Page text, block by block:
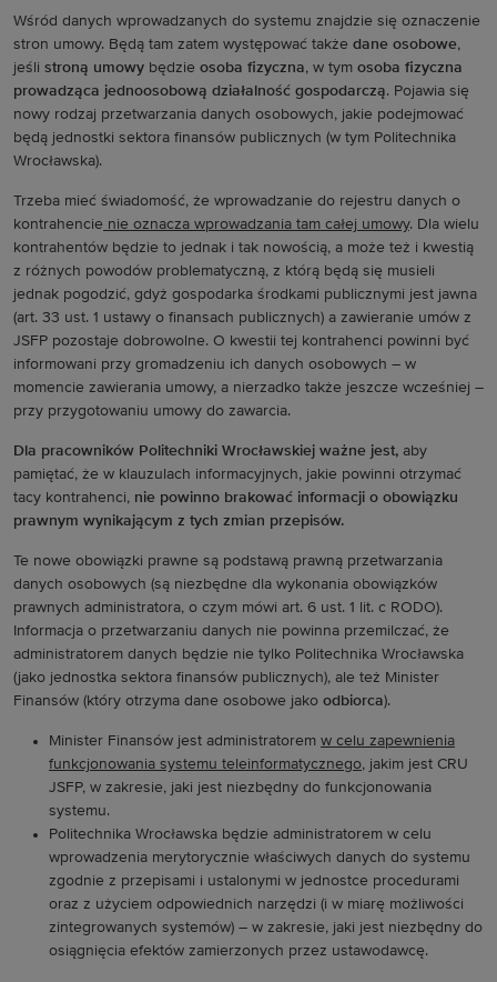
Wśród danych wprowadzanych do systemu znajdzie się oznaczenie
stron umowy. Będą tam zatem występować także dane osobowe,
jeśli stroną umowy będzie osoba fizyczna, w tym osoba fizyczna
prowadząca jednoosobową działalność gospodarczą. Pojawia się
nowy rodzaj przetwarzania danych osobowych, jakie podejmować
będą jednostki sektora finansów publicznych (w tym Politechnika
Wrocławska).
Trzeba mieć świadomość, że wprowadzanie do rejestru danych o
kontrahencie nie oznacza wprowadzania tam całej umowy. Dla wielu
kontrahentów będzie to jednak i tak nowością, a może też i kwestią
z różnych powodów problematyczną, z którą będą się musieli
jednak pogodzić, gdyż gospodarka środkami publicznymi jest jawna
(art. 33 ust. 1 ustawy o finansach publicznych) a zawieranie umów z
JSFP pozostaje dobrowolne. O kwestii tej kontrahenci powinni być
informowani przy gromadzeniu ich danych osobowych – w
momencie zawierania umowy, a nierzadko także jeszcze wcześniej –
przy przygotowaniu umowy do zawarcia.
Dla pracowników Politechniki Wrocławskiej ważne jest, aby
pamiętać, że w klauzulach informacyjnych, jakie powinni otrzymać
tacy kontrahenci, nie powinno brakować informacji o obowiązku
prawnym wynikającym z tych zmian przepisów.
Te nowe obowiązki prawne są podstawą prawną przetwarzania
danych osobowych (są niezbędne dla wykonania obowiązków
prawnych administratora, o czym mówi art. 6 ust. 1 lit. c RODO).
Informacja o przetwarzaniu danych nie powinna przemilczać, że
administratorem danych będzie nie tylko Politechnika Wrocławska
(jako jednostka sektora finansów publicznych), ale też Minister
Finansów (który otrzyma dane osobowe jako odbiorca).
Minister Finansów jest administratorem w celu zapewnienia
funkcjonowania systemu teleinformatycznego, jakim jest CRU
JSFP, w zakresie, jaki jest niezbędny do funkcjonowania
systemu.
Politechnika Wrocławska będzie administratorem w celu
wprowadzenia merytorycznie właściwych danych do systemu
zgodnie z przepisami i ustalonymi w jednostce procedurami
oraz z użyciem odpowiednich narzędzi (i w miarę możliwości
zintegrowanych systemów) – w zakresie, jaki jest niezbędny do
osiągnięcia efektów zamierzonych przez ustawodawcę.